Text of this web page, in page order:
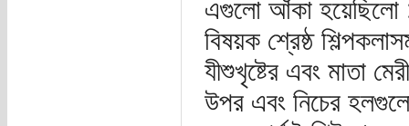
এগুলো আঁকা হয়েছিলো
বিষয়ক শ্রেষ্ঠ
যীশুখৃষ্টের এবং মাতা
উপর এবং নিচের